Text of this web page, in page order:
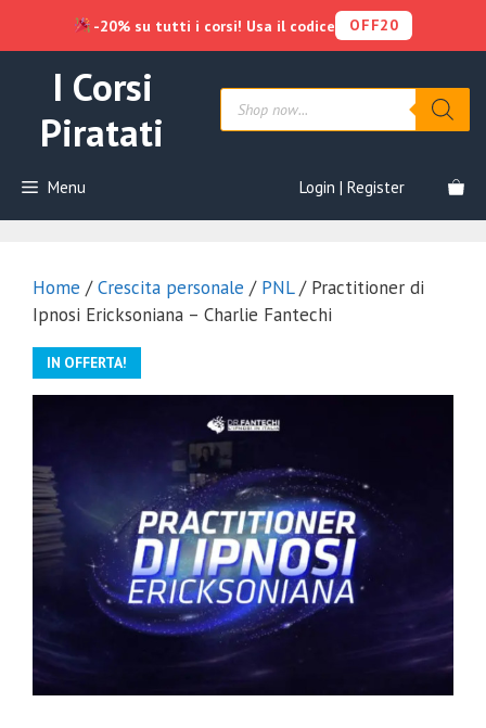
contenuto
I Corsi
Piratati
Products
search
Menu Login | Register
Home /Crescita personale / PNL/ Practitioner di
Ipnosi Ericksoniana – Charlie Fantechi
IN OFFERTA!
-20% su tutti i corsi! Usa il codice OFF20